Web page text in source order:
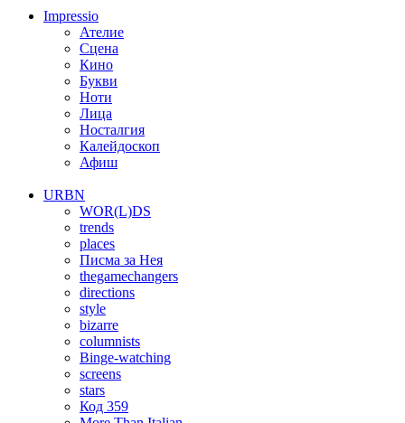
Impressio
Ателие
Сцена
Кино
Букви
Ноти
Лица
Носталгия
Калейдоскоп
Афиш
URBN
WOR(L)DS
trends
places
Писма за Нея
thegamechangers
directions
style
bizarre
columnists
Binge-watching
screens
stars
Код 359